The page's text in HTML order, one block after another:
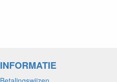
INFORMATIE